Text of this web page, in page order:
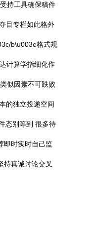
持工具确保稿件
目专栏如此格外
b\u003e格式规
计算学指细化作
似因素不可跌败
的独立投递空间
态别等到 很多待
即时实时自己监
持真诚讨论交叉